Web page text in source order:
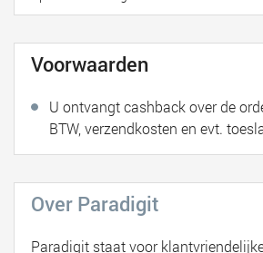
Voorwaarden
U ontvangt cashback over de
BTW, verzendkosten en evt.
Over Paradigit
Paradigit staat voor